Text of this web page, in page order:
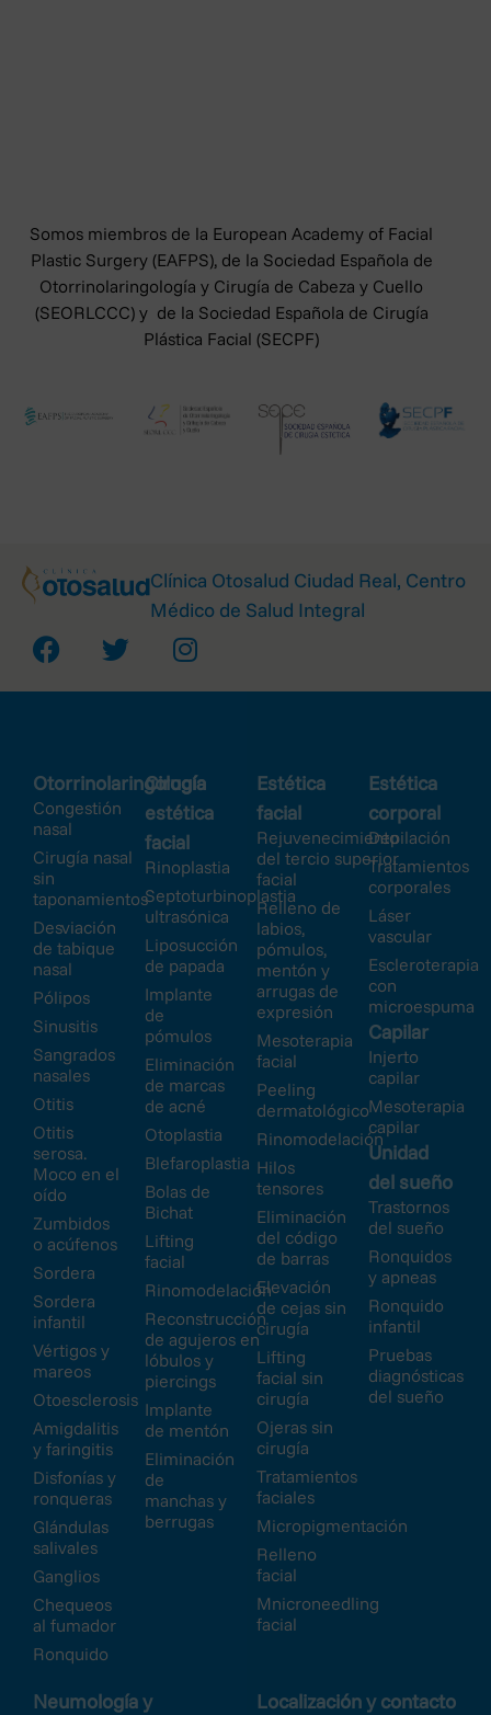
Somos miembros de la European Academy of Facial
Plastic Surgery (EAFPS), de la Sociedad Española de
Otorrinolaringología y Cirugía de Cabeza y Cuello
(SEORLCCC) y de la Sociedad Española de Cirugía
Plástica Facial (SECPF)
Clínica Otosalud Ciudad Real, Centro
Médico de Salud Integral
Otorrinolaringología
Congestión
nasal
Cirugía nasal
sin
taponamientos
Desviación
de tabique
nasal
Pólipos
Sinusitis
Sangrados
nasales
Otitis
Otitis
serosa.
Moco en el
oído
Zumbidos
o acúfenos
Sordera
Sordera
infantil
Vértigos y
mareos
Otoesclerosis
Amigdalitis
y faringitis
Disfonías y
ronqueras
Glándulas
salivales
Ganglios
Chequeos
al fumador
Ronquido
Cirugía
estética
facial
Rinoplastia
Septoturbinoplastia
ultrasónica
Liposucción
de papada
Implante
de
pómulos
Eliminación
de marcas
de acné
Otoplastia
Blefaroplastia
Bolas de
Bichat
Lifting
facial
Rinomodelación
Reconstrucción
de agujeros en
lóbulos y
piercings
Implante
de mentón
Eliminación
de
manchas y
berrugas
Estética
facial
Rejuvenecimiento
del tercio superior
facial
Relleno de
labios,
pómulos,
mentón y
arrugas de
expresión
Mesoterapia
facial
Peeling
dermatológico
Rinomodelación
Hilos
tensores
Eliminación
del código
de barras
Elevación
de cejas sin
cirugía
Lifting
facial sin
cirugía
Ojeras sin
cirugía
Tratamientos
faciales
Micropigmentación
Relleno
facial
Mnicroneedling
facial
Estética
corporal
Depilación
Tratamientos
corporales
Láser
vascular
Escleroterapia
con
microespuma
Capilar
Injerto
capilar
Mesoterapia
capilar
Unidad
del sueño
Trastornos
del sueño
Ronquidos
y apneas
Ronquido
infantil
Pruebas
diagnósticas
del sueño
Neumología y
Localización y contacto